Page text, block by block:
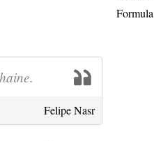
Felipe Nasr